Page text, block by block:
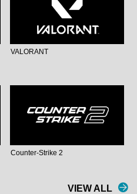
VALORANT
Counter-Strike 2
VIEW ALL